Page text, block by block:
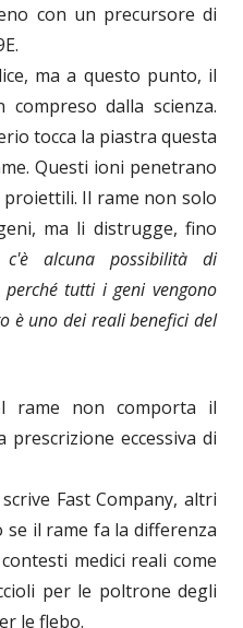
con un precursore di
ma a questo punto, il
dalla scienza.
tocca la piastra questa
Questi ioni penetrano
proiettili. Il rame non solo
ma li distrugge, fino
c'è alcuna possibilità di
tutti i geni vengono
è uno dei reali benefici del
rame non comporta il
eccessiva di
Fast Company, altri
il rame fa la differenza
medici reali come
per le poltrone degli
le flebo.